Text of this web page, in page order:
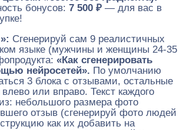
бонусов: 7 500 ₽ — для вас в
Сгенерируй сам 9 реалистичных
языке (мужчины и женщины 24-35
«Как сгенерировать
нейросетей». По умолчанию
3 блока с отзывами, остальные
влево или вправо. Текст каждого
небольшого размера фото
отзыв (сгенерируй фото людей
как их добавить на